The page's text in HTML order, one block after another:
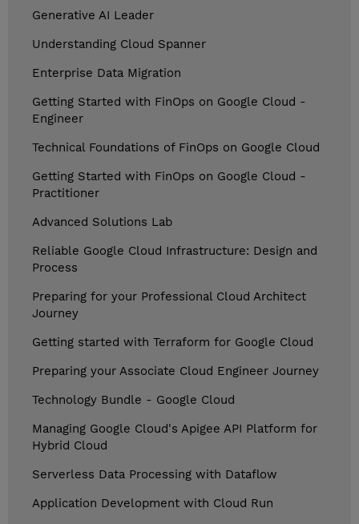
Generative AI Leader
Understanding Cloud Spanner
Enterprise Data Migration
Getting Started with FinOps on Google Cloud -
Engineer
Technical Foundations of FinOps on Google Cloud
Getting Started with FinOps on Google Cloud -
Practitioner
Advanced Solutions Lab
Reliable Google Cloud Infrastructure: Design and
Process
Preparing for your Professional Cloud Architect
Journey
Getting started with Terraform for Google Cloud
Preparing your Associate Cloud Engineer Journey
Technology Bundle - Google Cloud
Managing Google Cloud's Apigee API Platform for
Hybrid Cloud
Serverless Data Processing with Dataflow
Application Development with Cloud Run